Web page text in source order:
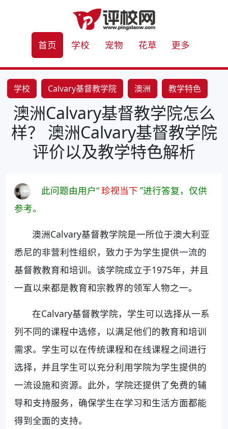
首页 学校 宠物 花草 更多
学校 Calvary基督教学院 澳洲 教学特色
澳洲Calvary基督教学院怎么
样？ 澳洲Calvary基督教学院
评价以及教学特色解析
此问题由用户“珍视当下 ”进行答复，仅供
参考。
澳洲Calvary基督教学院是一所位于澳大利亚
悉尼的非营利性组织，致力于为学生提供一流的
基督教教育和培训。该学院成立于1975年，并且
一直以来都是教育和宗教界的领军人物之一。
在Calvary基督教学院，学生可以选择从一系
列不同的课程中选修，以满足他们的教育和培训
需求。学生可以在传统课程和在线课程之间进行
选择，并且学生可以充分利用学院为学生提供的
一流设施和资源。此外，学院还提供了免费的辅
导和支持服务，确保学生在学习和生活方面都能
得到全面的支持。